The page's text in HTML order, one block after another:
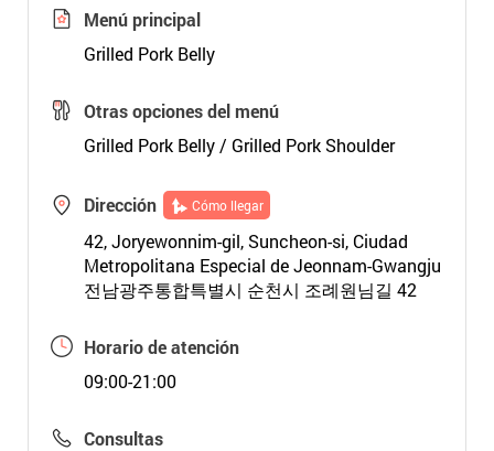
Menú principal
Grilled Pork Belly
Otras opciones del menú
Grilled Pork Belly / Grilled Pork Shoulder
Dirección Cómo llegar
42, Joryewonnim-gil, Suncheon-si, Ciudad
Metropolitana Especial de Jeonnam-Gwangju
전남광주통합특별시 순천시 조례원님길 42
Horario de atención
09:00-21:00
Consultas